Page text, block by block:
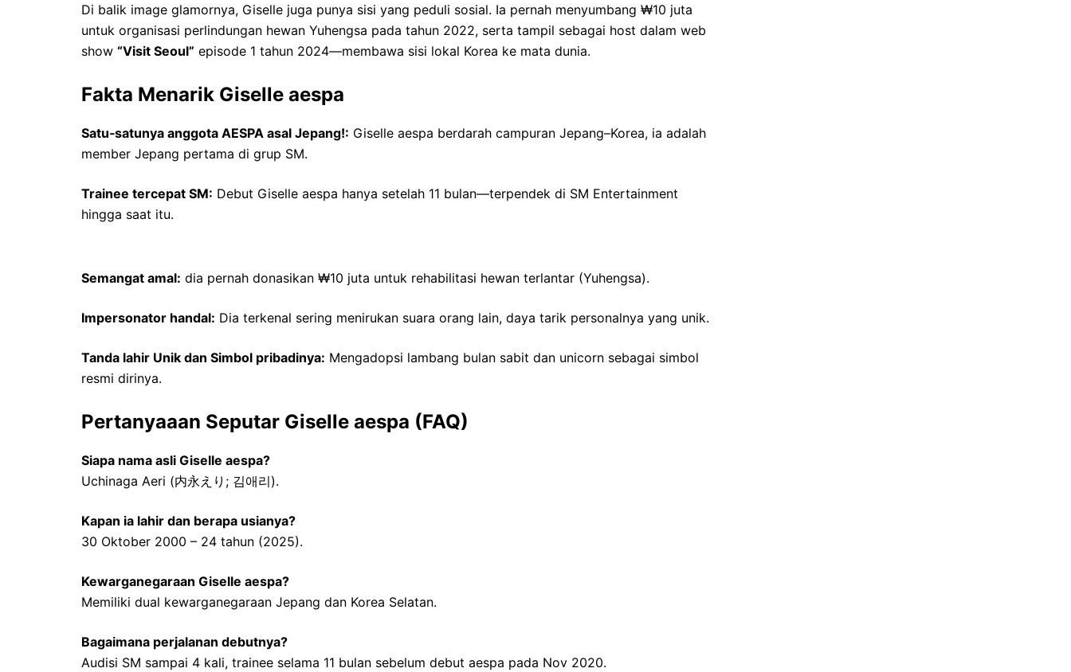
Di balik image glamornya, Giselle juga punya sisi yang peduli sosial. Ia pernah menyumbang ₩10 juta
untuk organisasi perlindungan hewan Yuhengsa pada tahun 2022, serta tampil sebagai host dalam web
show “Visit Seoul” episode 1 tahun 2024—membawa sisi lokal Korea ke mata dunia.
Fakta Menarik Giselle aespa
Satu‑satunya anggota AESPA asal Jepang!: Giselle aespa berdarah campuran Jepang–Korea, ia adalah
member Jepang pertama di grup SM.
Trainee tercepat SM: Debut Giselle aespa hanya setelah 11 bulan—terpendek di SM Entertainment
hingga saat itu.
Semangat amal: dia pernah donasikan ₩10 juta untuk rehabilitasi hewan terlantar (Yuhengsa).
Impersonator handal: Dia terkenal sering menirukan suara orang lain, daya tarik personalnya yang unik.
Tanda lahir Unik dan Simbol pribadinya: Mengadopsi lambang bulan sabit dan unicorn sebagai simbol
resmi dirinya.
Pertanyaaan Seputar Giselle aespa (FAQ)
Siapa nama asli Giselle aespa?
Uchinaga Aeri (内永えり; 김애리).
Kapan ia lahir dan berapa usianya?
30 Oktober 2000 – 24 tahun (2025).
Kewarganegaraan Giselle aespa?
Memiliki dual kewarganegaraan Jepang dan Korea Selatan.
Bagaimana perjalanan debutnya?
Audisi SM sampai 4 kali, trainee selama 11 bulan sebelum debut aespa pada Nov 2020.